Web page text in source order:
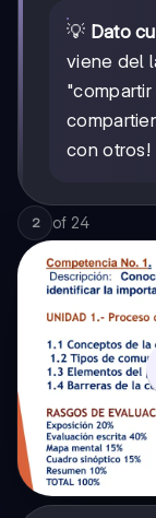
💡 Dato
viene del
"compartir
con otros!
2 of 24